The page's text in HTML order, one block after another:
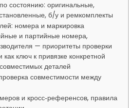
состоянию: оригинальные,
б/у и ремкомплекты
номера и маркировка
и партийные номера,
— приоритеты проверки
ключ к привязке конкретной
деталей
совместимости между
и кросс‑референсов, правила